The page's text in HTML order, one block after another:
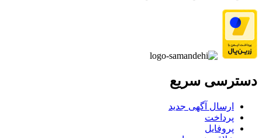
دسترسی سریع
ارسال آگهی جدید
پرداخت
پروفایل